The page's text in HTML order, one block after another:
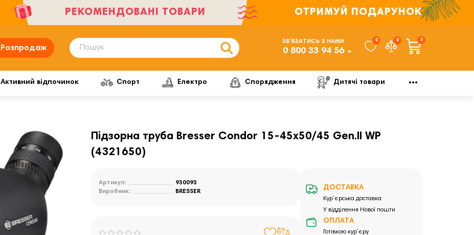
РЕКОМЕНДОВАНІ ТОВАРИ ОТРИМУЙ ПОДАРУНОК
Розпродаж
ЗВ’ЯЗАТИСЬ З НАМИ
0 800 33 94 56
0 0 0
Активний відпочинок Спорт Електро Спорядження Дитячі товари
Підзорна труба Bresser Condor 15-45x50/45 Gen.II WP
(4321650)
Артикул:
930093
Виробник:
BRESSER ДОСТАВКА
Кур`єрська доставка
У відділення Нової пошти
ОПЛАТА
Готівкою кур`єру